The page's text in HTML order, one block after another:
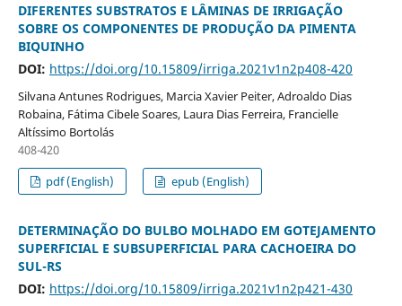
DIFERENTES SUBSTRATOS E LÂMINAS DE IRRIGAÇÃO
SOBRE OS COMPONENTES DE PRODUÇÃO DA PIMENTA
BIQUINHO
DOI: https://doi.org/10.15809/irriga.2021v1n2p408-420
Silvana Antunes Rodrigues, Marcia Xavier Peiter, Adroaldo Dias
Robaina, Fátima Cibele Soares, Laura Dias Ferreira, Francielle
Altíssimo Bortolás
408-420
pdf (English)
epub (English)
DETERMINAÇÃO DO BULBO MOLHADO EM GOTEJAMENTO
SUPERFICIAL E SUBSUPERFICIAL PARA CACHOEIRA DO
SUL-RS
DOI: https://doi.org/10.15809/irriga.2021v1n2p421-430